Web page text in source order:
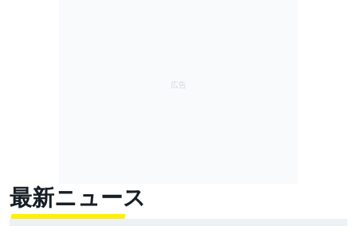
最新ニュース